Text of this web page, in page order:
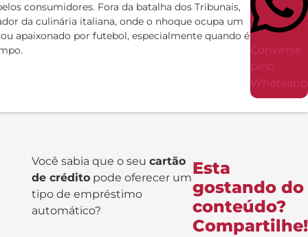
consumidores. Fora da batalha dos Tribunais,
da culinária italiana, onde o nhoque ocupa um
apaixonado por futebol, especialmente quando é
Converse
pelo
Whatsapp
Você sabia que o seu cartão
de crédito pode oferecer um
tipo de empréstimo
automático?
Esta
gostando do
conteúdo?
Compartilhe!